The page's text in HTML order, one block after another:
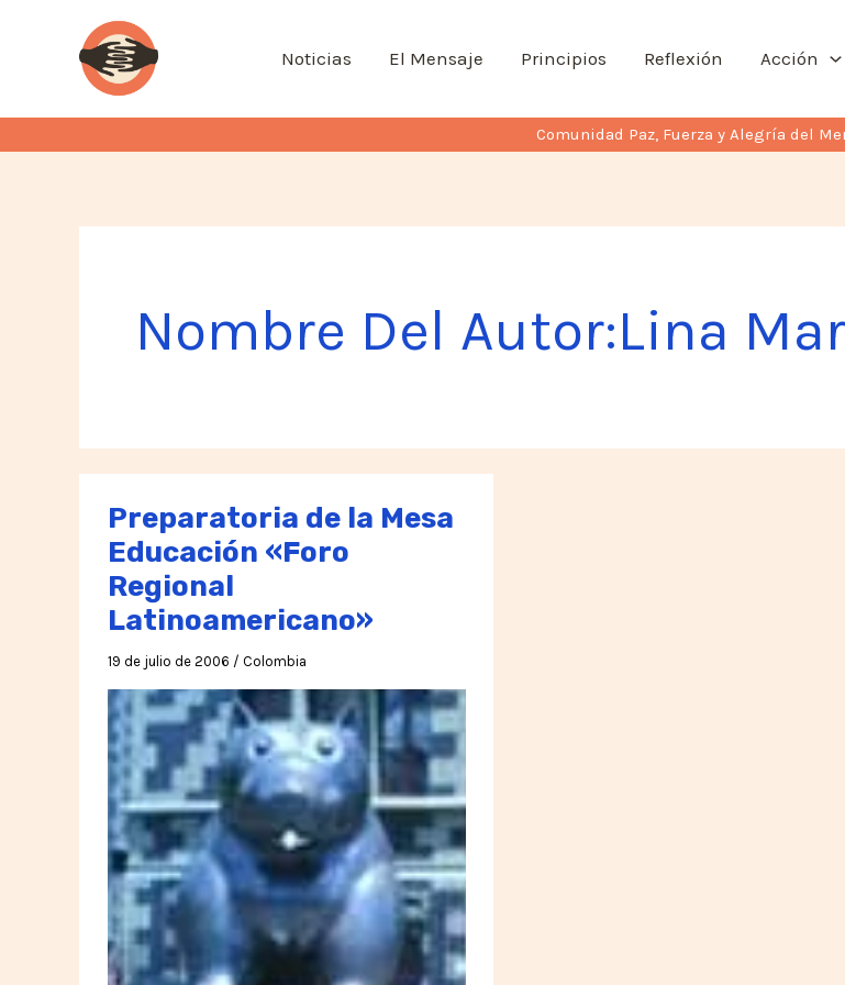
contenido
Noticias El Mensaje Principios Reflexión Acción
Comunidad Paz, Fuerza y Alegría del
Nombre Del Autor:Lina
Preparatoria de la Mesa
Educación «Foro
Regional
Latinoamericano»
19 de julio de 2006 / Colombia